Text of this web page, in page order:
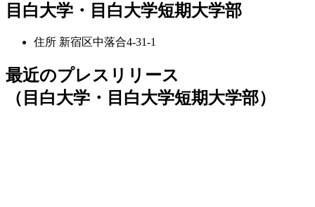
目白大学・目白大学短期大学部
住所 新宿区中落合4-31-1
最近のプレスリリース
（目白大学・目白大学短期大学部）